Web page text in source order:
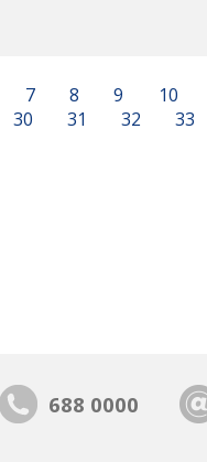
7 8 9 10
30 31 32 33
688 0000